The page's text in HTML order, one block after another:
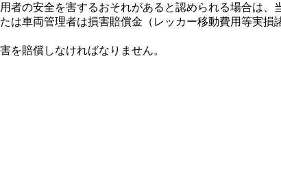
の安全を害するおそれがあると認められる場合は、
車両管理者は損害賠償金（レッカー移動費用等実損
を賠償しなければなりません。